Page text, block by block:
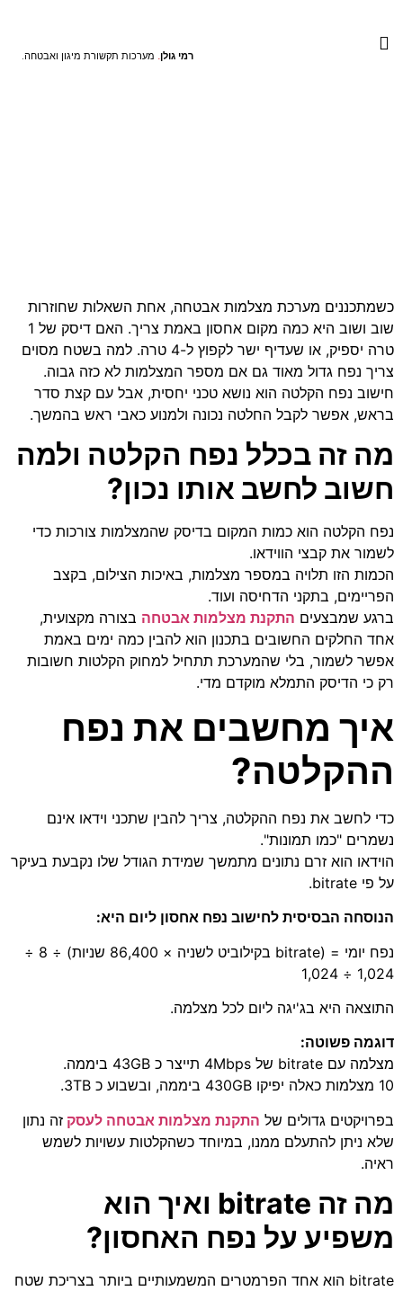
רמי גולן. מערכות תקשורת מיגון ואבטחה.
כשמתכננים מערכת מצלמות אבטחה, אחת השאלות שחוזרות
שוב ושוב היא כמה מקום אחסון באמת צריך. האם דיסק של 1
טרה יספיק, או שעדיף ישר לקפוץ ל-4 טרה. למה בשטח מסוים
צריך נפח גדול מאוד גם אם מספר המצלמות לא כזה גבוה.
חישוב נפח הקלטה הוא נושא טכני יחסית, אבל עם קצת סדר
בראש, אפשר לקבל החלטה נכונה ולמנוע כאבי ראש בהמשך.
מה זה בכלל נפח הקלטה ולמה
חשוב לחשב אותו נכון?
נפח הקלטה הוא כמות המקום בדיסק שהמצלמות צורכות כדי
לשמור את קבצי הווידאו.
הכמות הזו תלויה במספר מצלמות, באיכות הצילום, בקצב
הפריימים, בתקני הדחיסה ועוד.
ברגע שמבצעים התקנת מצלמות אבטחה בצורה מקצועית,
אחד החלקים החשובים בתכנון הוא להבין כמה ימים באמת
אפשר לשמור, בלי שהמערכת תתחיל למחוק הקלטות חשובות
רק כי הדיסק התמלא מוקדם מדי.
איך מחשבים את נפח
ההקלטה?
כדי לחשב את נפח ההקלטה, צריך להבין שתכני וידאו אינם
נשמרים "כמו תמונות".
הוידאו הוא זרם נתונים מתמשך שמידת הגודל שלו נקבעת בעיקר
על פי bitrate.
הנוסחה הבסיסית לחישוב נפח אחסון ליום היא:
נפח יומי = (bitrate בקילוביט לשניה × 86,400 שניות) ÷ 8 ÷
1,024 ÷ 1,024
התוצאה היא בג'יגה ליום לכל מצלמה.
דוגמה פשוטה:
מצלמה עם bitrate של 4Mbps תייצר כ 43GB ביממה.
10 מצלמות כאלה יפיקו 430GB ביממה, ובשבוע כ 3TB.
בפרויקטים גדולים של התקנת מצלמות אבטחה לעסק זה נתון
שלא ניתן להתעלם ממנו, במיוחד כשהקלטות עשויות לשמש
ראיה.
מה זה bitrate ואיך הוא
משפיע על נפח האחסון?
bitrate הוא אחד הפרמטרים המשמעותיים ביותר בצריכת שטח